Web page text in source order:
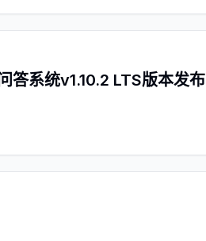
答系统v1.10.2 LTS版本发布